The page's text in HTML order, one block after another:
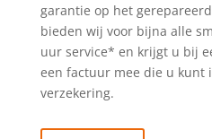
garantie op het
bieden wij voor bijna alle
uur service* en krijgt u bij
een factuur mee die u kunt
verzekering.